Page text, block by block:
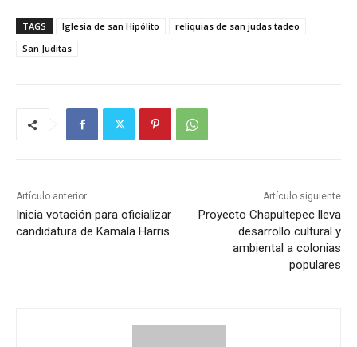
TAGS Iglesia de san Hipólito
reliquias de san judas tadeo
San Juditas
Artículo anterior
Inicia votación para oficializar
candidatura de Kamala Harris
Artículo siguiente
Proyecto Chapultepec lleva
desarrollo cultural y
ambiental a colonias
populares